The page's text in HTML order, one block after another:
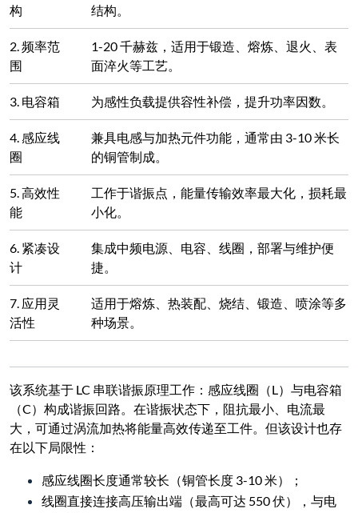
构
结构。
2. 频率范
围
1-20 千赫兹，适用于锻造、熔炼、退火、表
面淬火等工艺。
3. 电容箱 为感性负载提供容性补偿，提升功率因数。
4. 感应线
圈
兼具电感与加热元件功能，通常由 3-10 米长
的铜管制成。
5. 高效性
能
工作于谐振点，能量传输效率最大化，损耗最
小化。
6. 紧凑设
计
集成中频电源、电容、线圈，部署与维护便
捷。
7. 应用灵
活性
适用于熔炼、热装配、烧结、锻造、喷涂等多
种场景。
该系统基于 LC 串联谐振原理工作：感应线圈（L）与电容箱
（C）构成谐振回路。在谐振状态下，阻抗最小、电流最
大，可通过涡流加热将能量高效传递至工件。但该设计也存
在以下局限性：
感应线圈长度通常较长（铜管长度 3-10 米）；
线圈直接连接高压输出端（最高可达 550 伏），与电